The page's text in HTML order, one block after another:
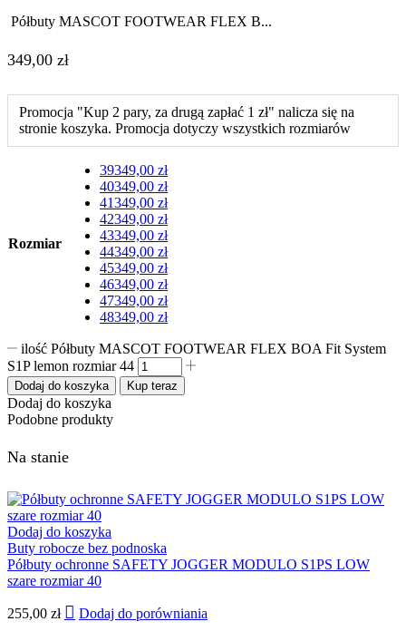
Półbuty MASCOT FOOTWEAR FLEX B...
349,00 zł
Promocja "Kup 2 pary, za drugą zapłać 1 zł" nalicza się na
stronie koszyka. Promocja dotyczy wszystkich rozmiarów
Rozmiar
39349,00 zł
40349,00 zł
41349,00 zł
42349,00 zł
43349,00 zł
44349,00 zł
45349,00 zł
46349,00 zł
47349,00 zł
48349,00 zł
ilość Półbuty MASCOT FOOTWEAR FLEX BOA Fit System
S1P lemon rozmiar 44
Dodaj do koszyka Kup teraz
Dodaj do koszyka
Podobne produkty
Na stanie
Dodaj do koszyka
Buty robocze bez podnoska
Półbuty ochronne SAFETY JOGGER MODULO S1PS LOW
szare rozmiar 40
255,00 zł Dodaj do porówniania